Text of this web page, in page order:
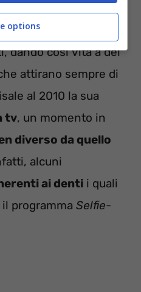
trovano a discutere
dando così vita a dei
attirano sempre di
al 2010 la sua
tv, un momento in
diverso da quello
alcuni
ai denti i quali
programma Selfie-
options